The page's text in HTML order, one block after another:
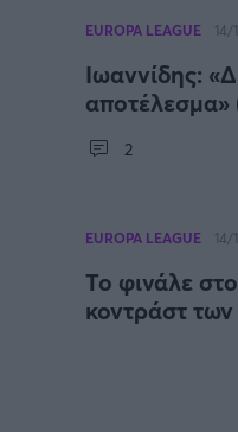
EUROPA LEAGUE 14/
Ιωαννίδης:
αποτέλεσμα»
2
EUROPA LEAGUE 14/
Το φινάλε
κοντράστ